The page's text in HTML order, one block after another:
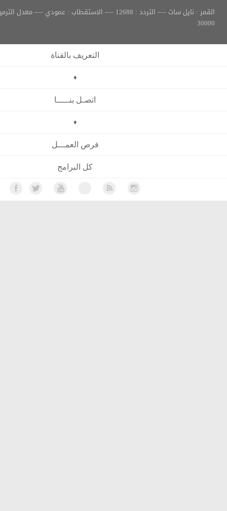
القمر : نايل سات —- التردد : 12688 —- الاستقطاب : عمودي —- معدل الترميز :